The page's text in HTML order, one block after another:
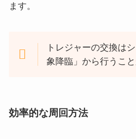
ます。
トレジャーの交換は
象降臨」から行うこと
効率的な周回方法